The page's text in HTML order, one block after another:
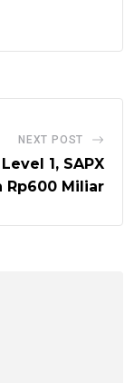
NEXT POST
1, SAPX
Rp600 Miliar